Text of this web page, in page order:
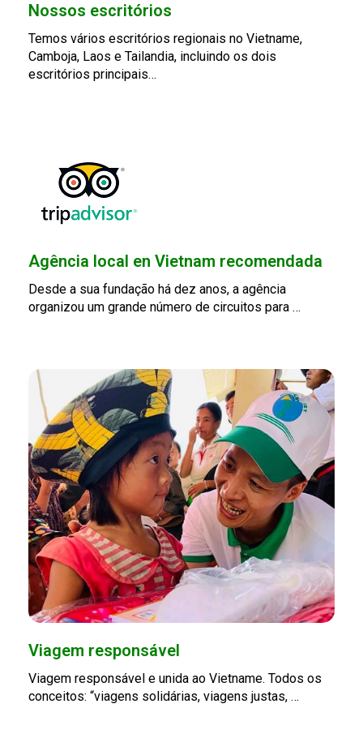
Nossos escritórios
Temos vários escritórios regionais no Vietname,
Camboja, Laos e Tailandia, incluindo os dois
escritórios principais…
Agência local en Vietnam recomendada
Desde a sua fundação há dez anos, a agência
organizou um grande número de circuitos para …
Viagem responsável
Viagem responsável e unida ao Vietname. Todos os
conceitos: “viagens solidárias, viagens justas, …